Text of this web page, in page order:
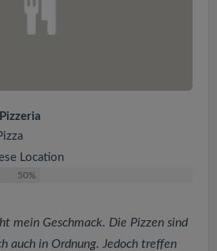
Location
50%
mein Geschmack. Die Pizzen sind
auch in Ordnung. Jedoch treffen